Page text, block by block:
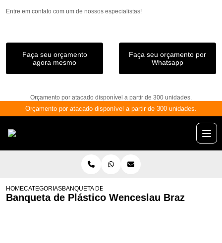
Entre em contato com um de nossos especialistas!
Faça seu orçamento
agora mesmo
Faça seu orçamento por
Whatsapp
Orçamento por atacado disponível a partir de 300 unidades.
Orçamento por atacado disponível a partir de 300 unidades.
HOMECATEGORIASBANQUETA DE PLÁSTICO WENCESLAU BRAZ
Banqueta de Plástico Wenceslau Braz